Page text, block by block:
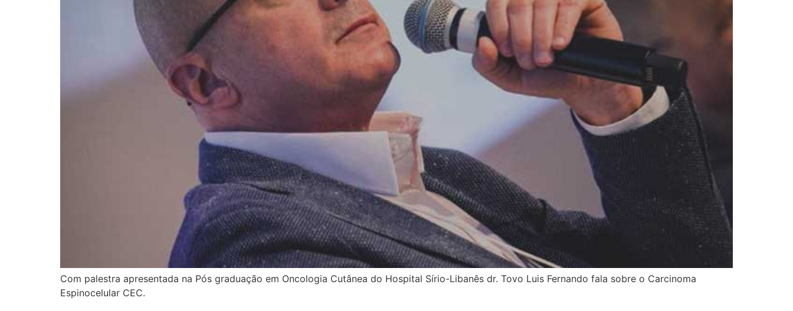
Com palestra apresentada na Pós graduação em Oncologia Cutânea do Hospital Sírio-Libanês dr. Tovo Luis Fernando fala sobre o Carcinoma
Espinocelular CEC.